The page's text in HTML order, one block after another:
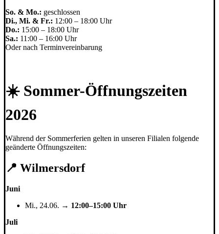
So. & Mo.: geschlossen
Di., Mi. & Fr.: 12:00 – 18:00 Uhr
Do.: 15:00 – 18:00 Uhr
Sa.: 11:00 – 16:00 Uhr
Oder nach Terminvereinbarung
☀️ Sommer-Öffnungszeiten
2026
Während der Sommerferien gelten in unseren Filialen folgende
geänderte Öffnungszeiten:
📍 Wilmersdorf
Juni
Mi., 24.06. → 12:00–15:00 Uhr
Juli